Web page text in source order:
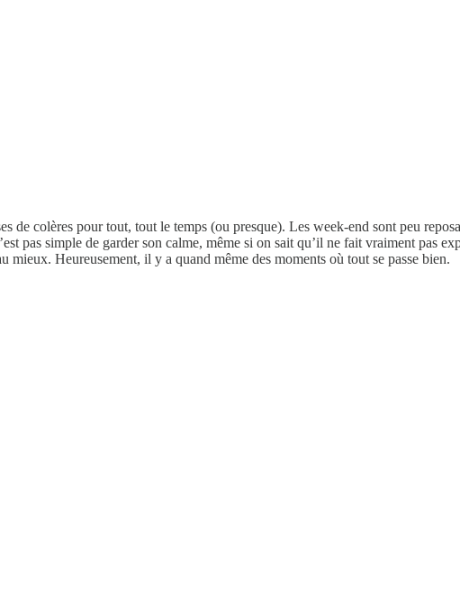
colères pour tout, tout le temps (ou presque). Les week-end sont peu
simple de garder son calme, même si on sait qu’il ne fait vraiment pas
Heureusement, il y a quand même des moments où tout se passe bien.